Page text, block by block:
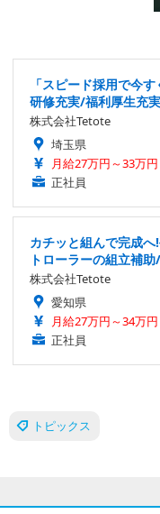
「スピード採用で今
研修充実/福利厚生充
株式会社Tetote
埼玉県
月給27万円～33万円
正社員
カチッと組んで完成
トローラーの組立補
株式会社Tetote
愛知県
月給27万円～34万円
正社員
トピックス